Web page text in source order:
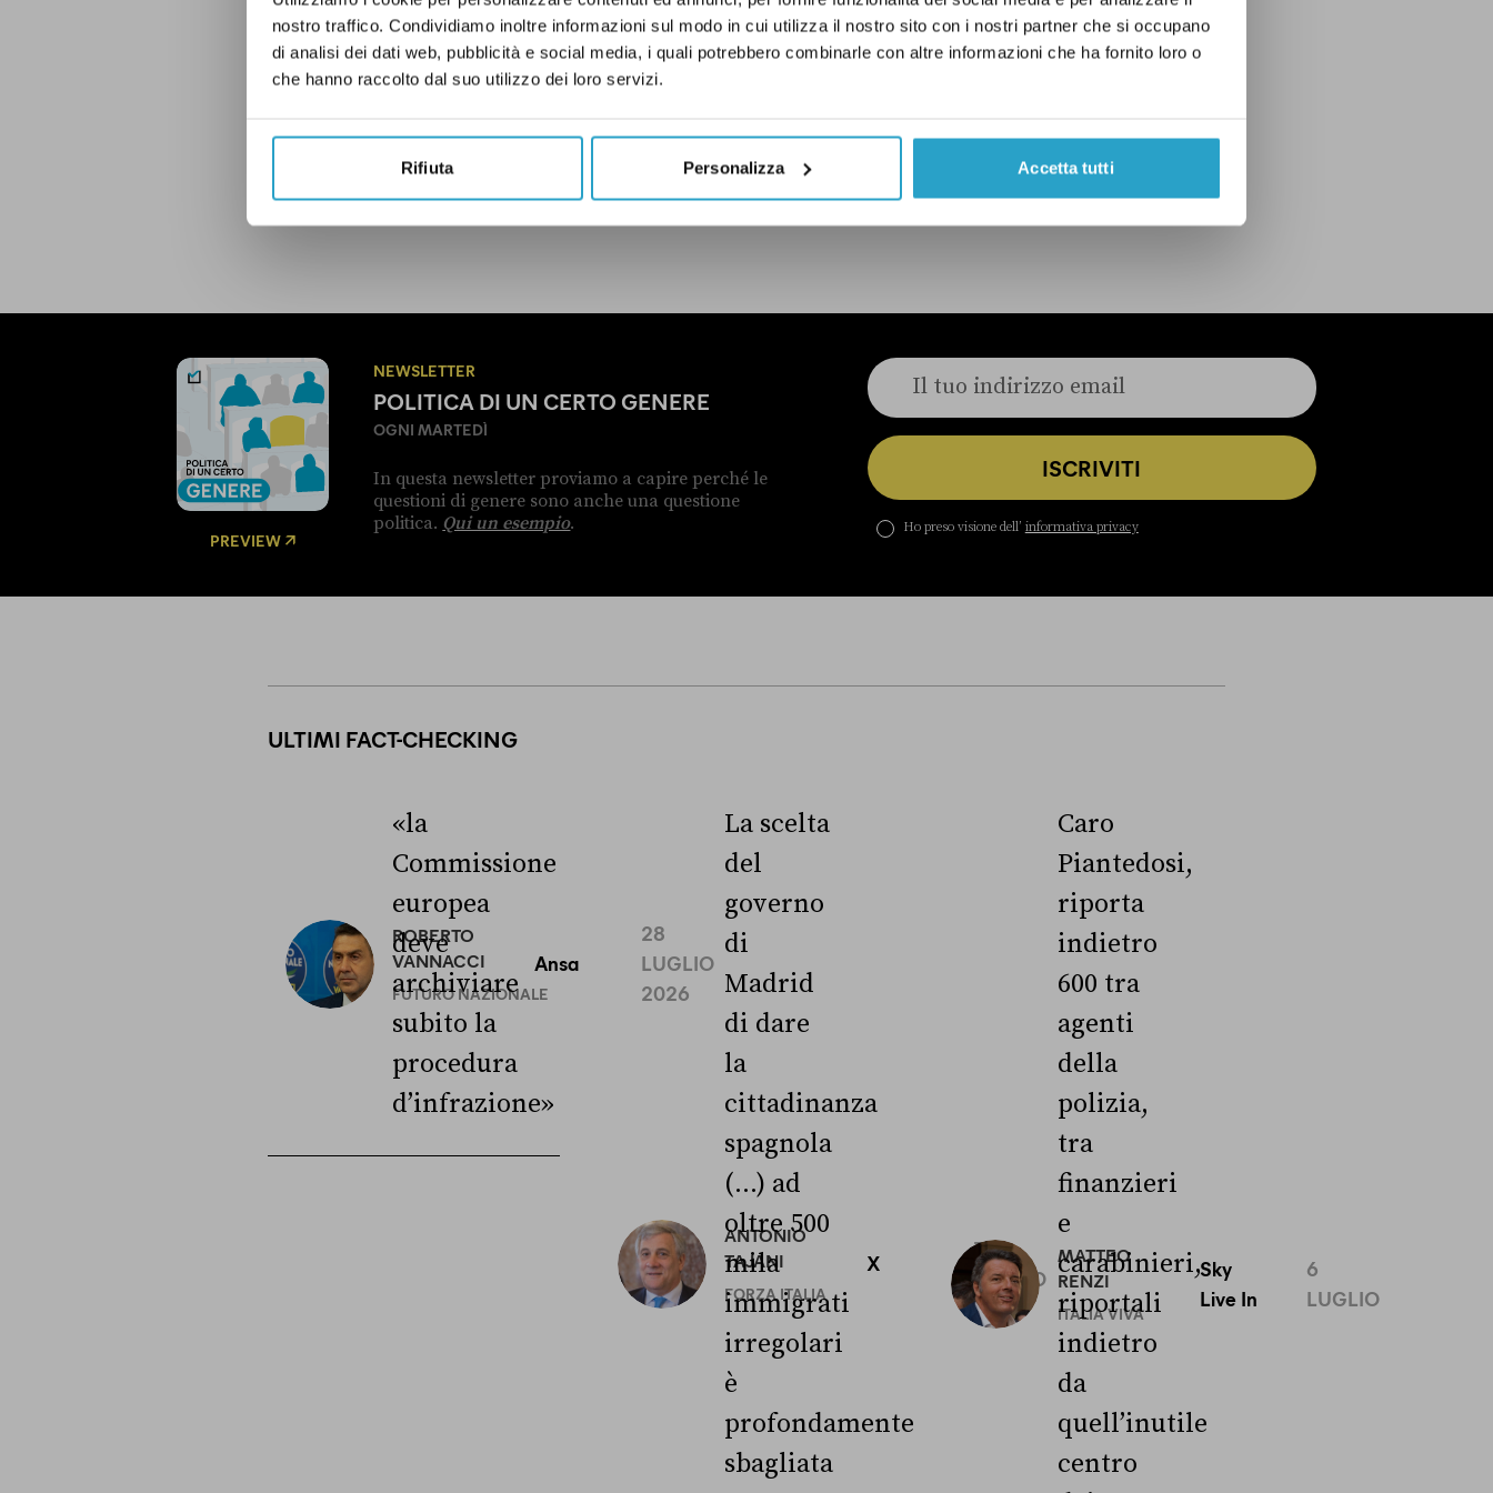
nostro traffico. Condividiamo inoltre informazioni sul modo in cui utilizza il nostro sito con i nostri partner che si occupano
di analisi dei dati web, pubblicità e social media, i quali potrebbero combinarle con altre informazioni che ha fornito loro o
che hanno raccolto dal suo utilizzo dei loro servizi.
Rifiuta Personalizza Accetta tutti
PREVIEW
NEWSLETTER
POLITICA DI UN CERTO GENERE
OGNI MARTEDÌ
In questa newsletter proviamo a capire perché le
questioni di genere sono anche una questione
politica. Qui un esempio.
ISCRIVITI
Ho preso visione dell’ informativa privacy
ULTIMI FACT-CHECKING
ROBERTO
VANNACCI
FUTURO NAZIONALE
«la
Commissione
europea
deve
archiviare
subito la
procedura
d’infrazione»
Ansa
28
LUGLIO
2026
ANTONIO
TAJANI
FORZA ITALIA
La scelta
del
governo
di
Madrid
di dare
la
cittadinanza
spagnola
(...) ad
oltre 500
mila
immigrati
irregolari
è
profondamente
sbagliata
X
30
LUGLIO
MATTEO
RENZI
ITALIA VIVA
Caro
Piantedosi,
riporta
indietro
600 tra
agenti
della
polizia,
tra
finanzieri
e
carabinieri,
riportali
indietro
da
quell’inutile
centro
Sky
Live In
6
LUGLIO